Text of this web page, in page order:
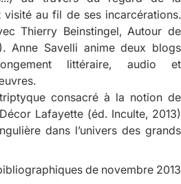
visité au fil de ses incarcérations.
Thierry Beinstingel,Autour de
Anne Savelli anime deux blogs
littéraire, audio et
consacré à la notion de
Décor Lafayette(éd. Inculte, 2013)
dans l’univers des grands
de novembre 2013